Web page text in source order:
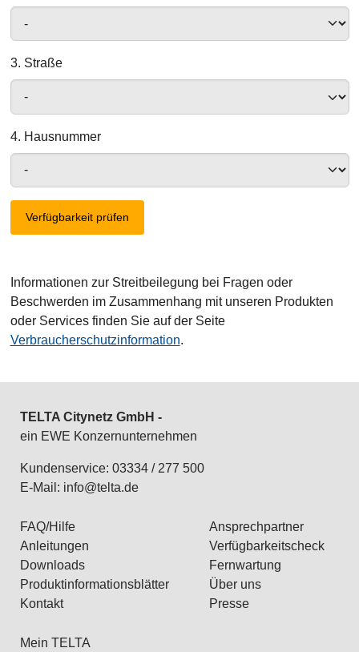
3. Straße
4. Hausnummer
Verfügbarkeit prüfen
Informationen zur Streitbeilegung bei Fragen oder
Beschwerden im Zusammenhang mit unseren Produkten
oder Services finden Sie auf der Seite
Verbraucherschutzinformation.
TELTA Citynetz GmbH -
ein EWE Konzernunternehmen
Kundenservice: 03334 / 277 500
E-Mail: info@telta.de
FAQ/Hilfe
Anleitungen
Downloads
Produktinformationsblätter
Kontakt
Ansprechpartner
Verfügbarkeitscheck
Fernwartung
Über uns
Presse
Mein TELTA